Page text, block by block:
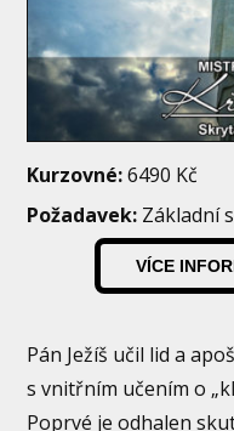
Kurzovné:6490 Kč
Požadavek: Základní
VÍCE
Pán Ježíš učil lid a
s vnitřním učením o
Poprvé je odhalen